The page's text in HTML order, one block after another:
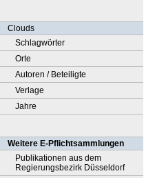
Clouds
Schlagwörter
Orte
Autoren / Beteiligte
Verlage
Jahre
Weitere E-Pflichtsammlungen
Publikationen aus dem
Regierungsbezirk Düsseldorf